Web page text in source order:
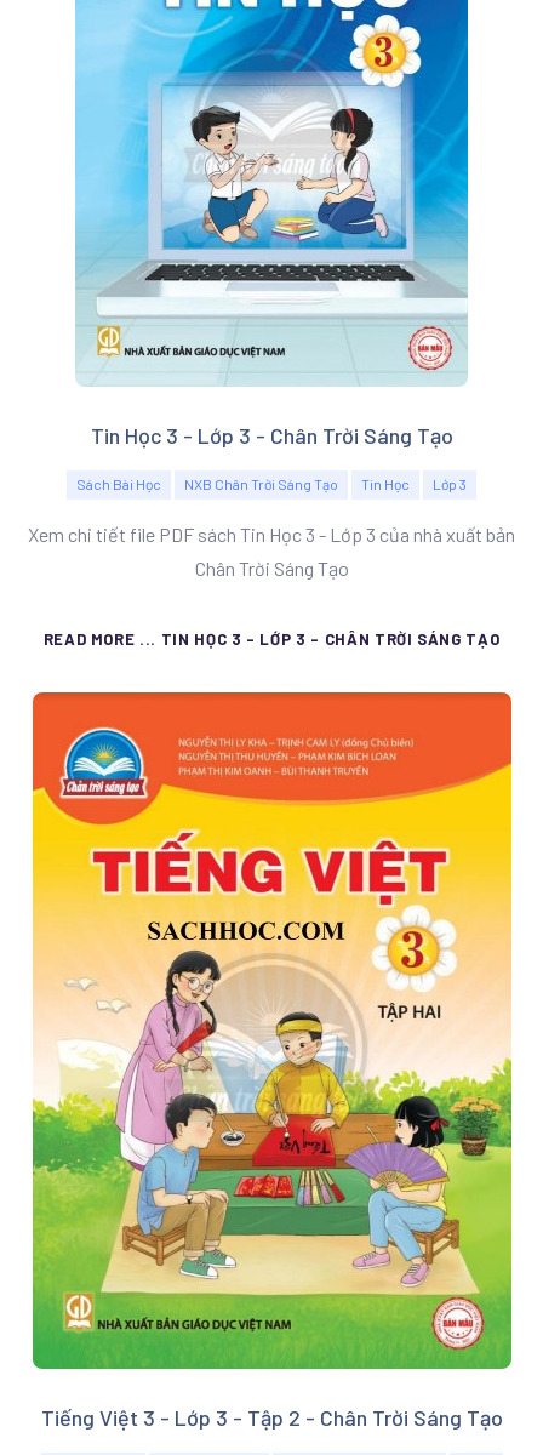
Tin Học 3 - Lớp 3 - Chân Trời Sáng Tạo
Sách Bài Học NXB Chân Trời Sáng Tạo Tin Học Lớp 3
Xem chi tiết file PDF sách Tin Học 3 - Lớp 3 của nhà xuất bản
Chân Trời Sáng Tạo
READ MORE ... TIN HỌC 3 - LỚP 3 - CHÂN TRỜI SÁNG TẠO
Tiếng Việt 3 - Lớp 3 - Tập 2 - Chân Trời Sáng Tạo